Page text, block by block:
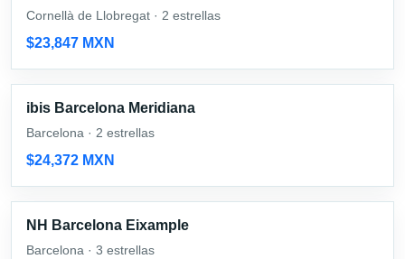
Cornellà de Llobregat · 2 estrellas
$23,847 MXN
ibis Barcelona Meridiana
Barcelona · 2 estrellas
$24,372 MXN
NH Barcelona Eixample
Barcelona · 3 estrellas